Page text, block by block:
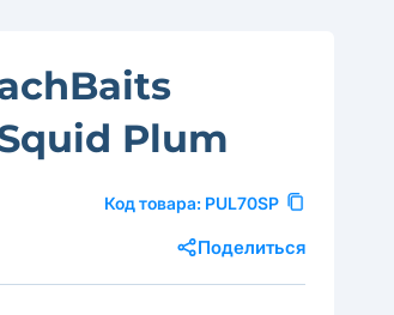
Plum
Код товара: PUL70SP
Поделиться